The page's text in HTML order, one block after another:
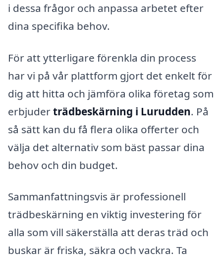
i dessa frågor och anpassa arbetet efter
dina specifika behov.
För att ytterligare förenkla din process
har vi på vår plattform gjort det enkelt för
dig att hitta och jämföra olika företag som
erbjuderträdbeskärning i Lurudden. På
så sätt kan du få flera olika offerter och
välja det alternativ som bäst passar dina
behov och din budget.
Sammanfattningsvis är professionell
trädbeskärning en viktig investering för
alla som vill säkerställa att deras träd och
buskar är friska, säkra och vackra. Ta